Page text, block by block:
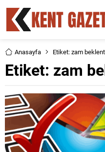
Anasayfa Etiket: zam
Etiket: zam